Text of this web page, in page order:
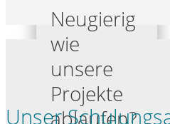
Neugierig
wie
unsere
Projekte
ablaufen?
Unser